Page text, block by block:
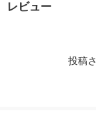
レビュー
投稿